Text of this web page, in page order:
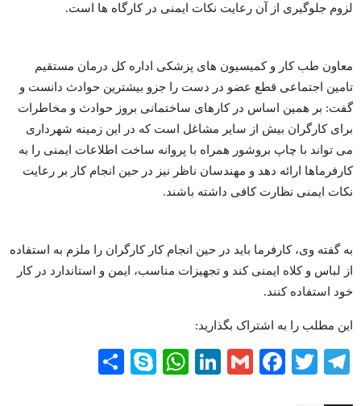
لزوم جلوگیری از آن رعایت نکات ایمنی در کارگاه ها است.
معاون طب کار و کمیسیون های پزشکی اداره کل درمان مستقیم
تامین اجتماعی قطع عضو در دست را جزو بیشترین حوادث دانست و
گفت: بر همین اساس در کارهای ساختمانی بروز حوادث و مخاطرات
برای کارگران بیش از سایر مشاغل است که در این زمینه شهرداری
می تواند با چاپ بروشور همراه با پروانه ساخت اطلاعات ایمنی را به
کارفرماها ارائه دهد و مهندسان ناظر نیز در حین انجام کار بر رعایت
نکات ایمنی نظارت کافی داشته باشند.
به گفته وی، کارفرما باید در حین انجام کار کارگران را ملزم به استفاده
از لباس و کلاه ایمنی کند و تجهیزات مناسب، ایمن و استاندارد در کار
خود استفاده کنند.
این مطلب را به اشتراک بگذارید:
Telegram
Twitter
Facebook
Gmail
LinkedIn
WhatsApp
Skype